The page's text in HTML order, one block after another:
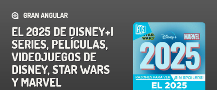
GRAN ANGULAR
EL 2025 DE DISNEY+|
SERIES, PELÍCULAS,
VIDEOJUEGOS DE
DISNEY, STAR WARS
Y MARVEL